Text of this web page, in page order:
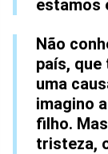
estamos
Não
país,
uma
imagino
filho.
tristeza,